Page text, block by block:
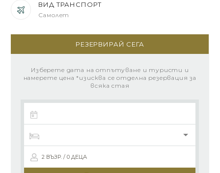
ВИД ТРАНСПОРТ
Самолет
РЕЗЕРВИРАЙ СЕГА
Изберете дата на отпътуване и туристи и
намерете цена *изисква се отделна резервация за
всяка стая
2 ВЪЗР. / 0 ДЕЦА